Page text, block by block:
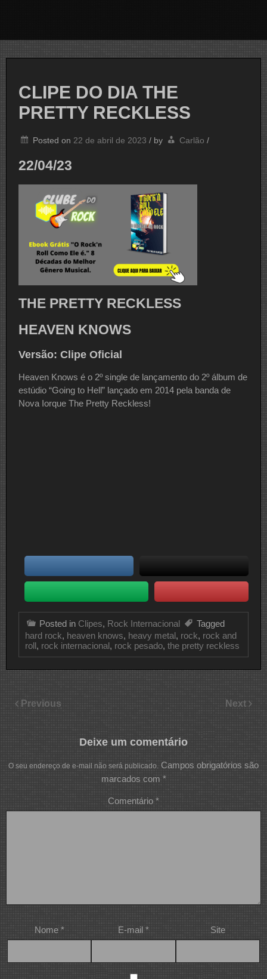
CLIPE DO DIA THE
PRETTY RECKLESS
Posted on 22 de abril de 2023 / by Carlão /
22/04/23
THE PRETTY RECKLESS
HEAVEN KNOWS
Versão: Clipe Oficial
Heaven Knows é o 2º single de lançamento do 2º álbum de
estúdio “Going to Hell” lançado em 2014 pela banda de
Nova Iorque The Pretty Reckless!
Posted in Clipes, Rock Internacional
Tagged
hard rock, heaven knows, heavy metal, rock, rock and
roll, rock internacional, rock pesado, the pretty reckless
Previous Next
Deixe um comentário
O seu endereço de e-mail não será publicado. Campos obrigatórios são
marcados com *
Comentário *
Nome * E-mail * Site